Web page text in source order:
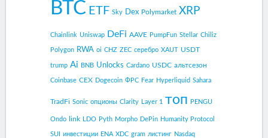
BTC ETF Sky Dex Polymarket XRP
Chainlink Uniswap DeFi AAVE PumpFun Stellar Chiliz
Polygon RWA oi CHZ ZEC серебро XAUT USDT
trump Ai BNB Unlocks Cardano USDC альтсезон
Coinbase CEX Dogecoin ФРС Fear Hyperliquid Sahara
TradFi Sonic опционы Clarity Layer 1 топ PENGU
Ondo link LDO Pyth Morpho DePin Humanity Protocol
SUI инвестиции ENA XDC gram листинг Nasdaq